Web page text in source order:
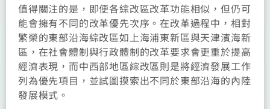
值得關注的是，即便各綜改區改革功能相似，但仍可
能會擁有不同的改革優先次序。在改革過程中，相對
繁榮的東部沿海綜改區如上海浦東新區與天津濱海新
區，在社會體制與行政體制的改革要求會更重於提高
經濟表現，而中西部地區綜改區則是將經濟發展工作
列為優先項目，並試圖摸索出不同於東部沿海的內陸
發展模式。